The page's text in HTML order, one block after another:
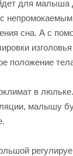
для малыша
с
сна. А с
положение
в
малышу